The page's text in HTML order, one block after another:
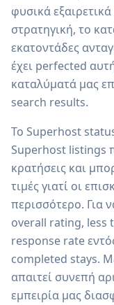
φυσικά
στρατηγική, το
εκατοντάδες
έχει perfected
καταλύματά μας
search results.
Το Superhost
Superhost listings
κρατήσεις και
τιμές γιατί οι
περισσότερο. Για
overall rating, less
response rate
completed stays.
απαιτεί συνεπή
εμπειρία μας